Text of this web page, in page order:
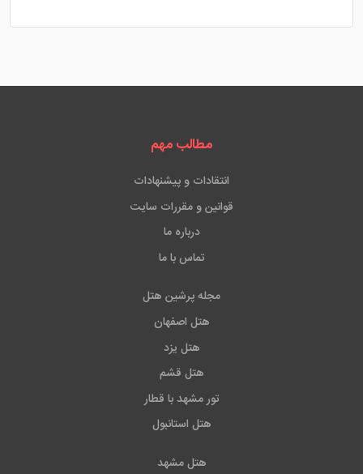
مطالب مهم
انتقادات و پیشنهادات
قوانین و مقررات سایت
درباره ما
تماس با ما
مجله پرشین هتل
هتل اصفهان
هتل یزد
هتل قشم
تور مشهد با قطار
هتل استانبول
هتل مشهد